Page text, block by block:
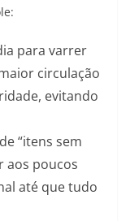
para varrer
circulação
evitando
“itens sem
aos poucos
até que tudo